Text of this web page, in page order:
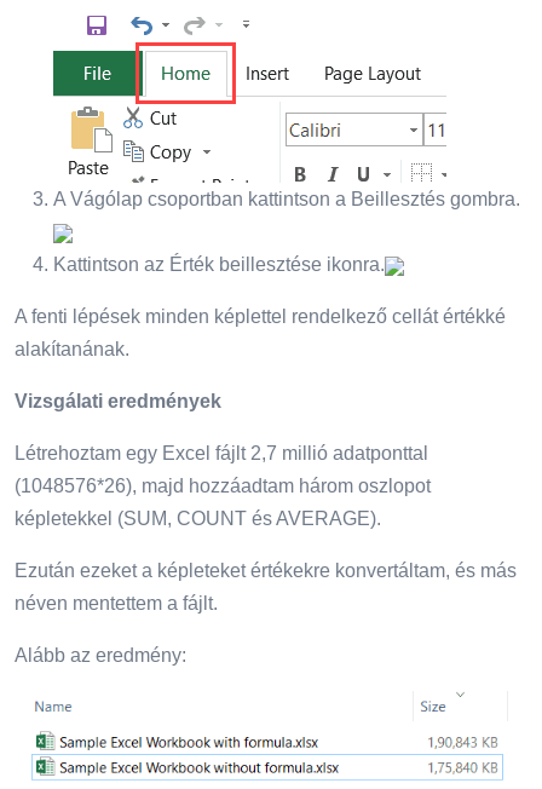
A Vágólap csoportban kattintson a Beillesztés gombra.
Kattintson az Érték beillesztése ikonra.
A fenti lépések minden képlettel rendelkező cellát értékké
alakítanának.
Vizsgálati eredmények
Létrehoztam egy Excel fájlt 2,7 millió adatponttal
(1048576*26), majd hozzáadtam három oszlopot
képletekkel (SUM, COUNT és AVERAGE).
Ezután ezeket a képleteket értékekre konvertáltam, és más
néven mentettem a fájlt.
Alább az eredmény: